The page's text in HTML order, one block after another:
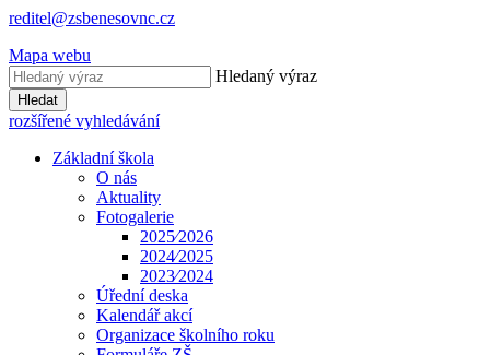
reditel@zsbenesovnc.cz
Mapa webu
Hledaný výraz
Hledat
rozšířené vyhledávání
Základní škola
O nás
Aktuality
Fotogalerie
2025⁄2026
2024⁄2025
2023⁄2024
Úřední deska
Kalendář akcí
Organizace školního roku